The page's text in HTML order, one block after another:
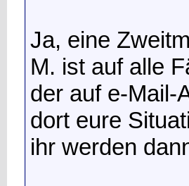
Ja, eine
M. ist auf alle
der auf e-Mail-
dort eure
ihr werden